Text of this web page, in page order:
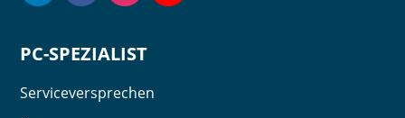
PC-SPEZIALIST
Serviceversprechen